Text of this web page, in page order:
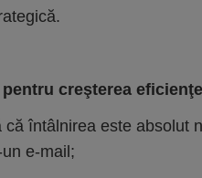
creşterea
că întâlnirea este
e-mail;